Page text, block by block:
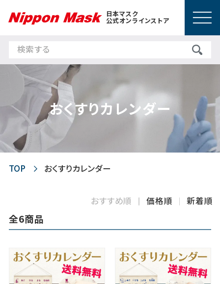
日本マスク
公式オンラインストア
おくすりカレンダー
TOP おくすりカレンダー
全6商品
おすすめ順 価格順 新着順